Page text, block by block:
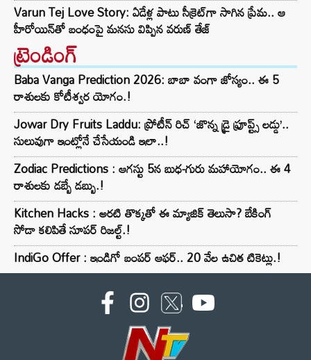
Varun Tej Love Story: ఏడేళ్ల పాటు సీక్రెట్‌గా సాగిన ప్రేమ.. ఆ
హీరోయిన్‌తో బంధంపై మనసు విప్పిన వరుణ్ తేజ్
ట్రెండింగ్‌
Baba Vanga Prediction 2026: బాబా వంగా జోస్యం.. ఈ 5
రాశులకు కోటీశ్వర యోగం.!
Jowar Dry Fruits Laddu: ప్రోటీన్ రిచ్ ‘జొన్న డ్రై ఫ్రూప్ట్స్ లడ్డు’..
సులువుగా ఇంట్లోనే చేసేయండి ఇలా..!
Zodiac Predictions : ఆగస్టు 5న బుధ-గురు మహాయోగం.. ఈ 4
రాశులకు డబ్బే డబ్బు.!
Kitchen Hacks : అరటి తొక్కతో ఈ మ్యాజిక్ తెలుసా? బేకింగ్
సోడా కలిపితే సూపర్ రిజల్ట్.!
IndiGo Offer : ఇండిగో బంపర్ ఆఫర్.. 20 వేల ఉచిత టికెట్లు.!